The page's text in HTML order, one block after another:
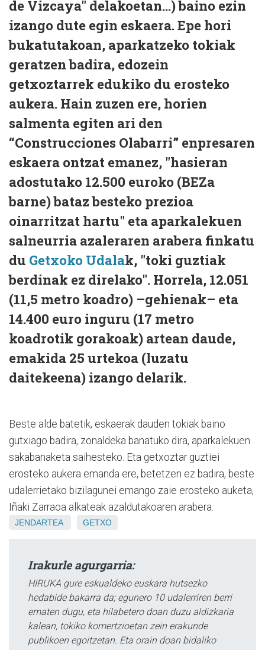
de Vizcaya" delakoetan...) baino ezin
izango dute egin eskaera. Epe hori
bukatutakoan, aparkatzeko tokiak
geratzen badira, edozein
getxoztarrek edukiko du erosteko
aukera. Hain zuzen ere, horien
salmenta egiten ari den
“Construcciones Olabarri” enpresaren
eskaera ontzat emanez, "hasieran
adostutako 12.500 euroko (BEZa
barne) bataz besteko prezioa
oinarritzat hartu" eta aparkalekuen
salneurria azaleraren arabera finkatu
du Getxoko Udalak, "toki guztiak
berdinak ez direlako". Horrela, 12.051
(11,5 metro koadro) –gehienak– eta
14.400 euro inguru (17 metro
koadrotik gorakoak) artean daude,
emakida 25 urtekoa (luzatu
daitekeena) izango delarik.
Beste alde batetik, eskaerak dauden tokiak baino
gutxiago badira, zonaldeka banatuko dira, aparkalekuen
sakabanaketa saihesteko. Eta getxoztar guztiei
erosteko aukera emanda ere, betetzen ez badira, beste
udalerrietako bizilagunei emango zaie erosteko auketa,
Iñaki Zarraoa alkateak azaldutakoaren arabera.
JENDARTEA GETXO
Irakurle agurgarria:
HIRUKA gure eskualdeko euskara hutsezko
hedabide bakarra da; egunero 10 udalerriren berri
ematen dugu, eta hilabetero doan duzu aldizkaria
kalean, tokiko komertzioetan zein erakunde
publikoen egoitzetan. Eta orain doan bidaliko